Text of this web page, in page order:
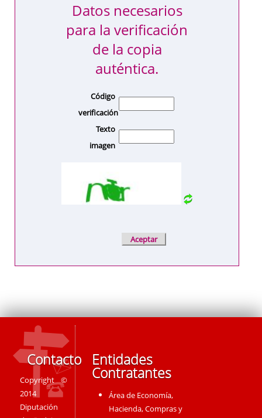
Datos necesarios
para la verificación
de la copia
auténtica.
Código
verificación
Texto
imagen
Contacto
Copyright ©
2014
Diputación
Entidades
Contratantes
Área de Economía,
Hacienda, Compras y